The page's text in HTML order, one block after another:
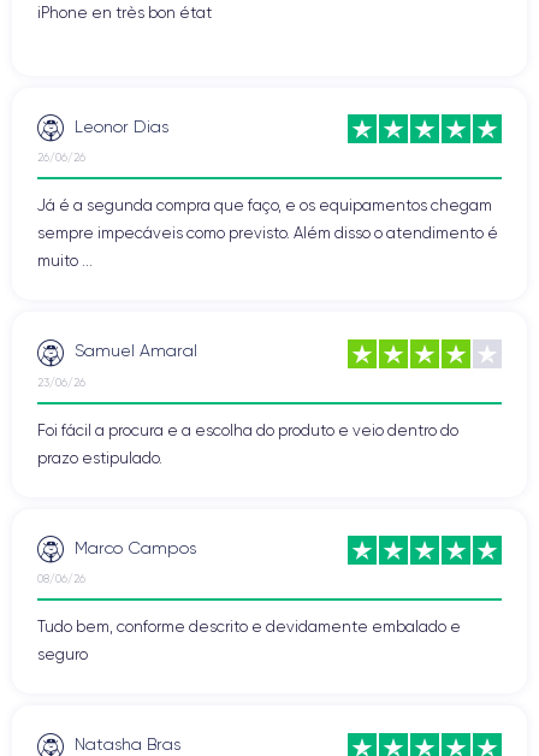
iPhone en très bon état
Leonor Dias
26/06/26
Já é a segunda compra que faço, e os equipamentos chegam
sempre impecáveis como previsto. Além disso o atendimento é
muito ...
Samuel Amaral
23/06/26
Foi fácil a procura e a escolha do produto e veio dentro do
prazo estipulado.
Marco Campos
08/06/26
Tudo bem, conforme descrito e devidamente embalado e
seguro
Natasha Bras